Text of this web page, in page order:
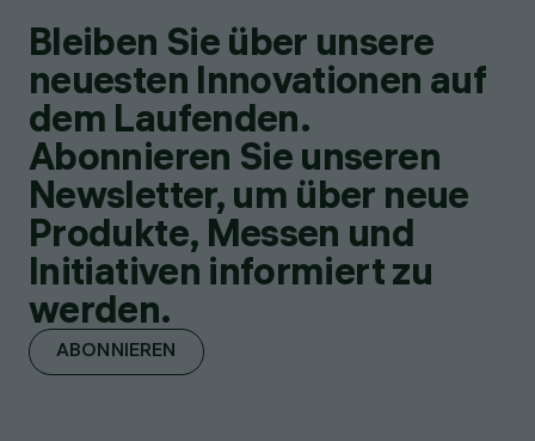
Bleiben Sie über unsere
neuesten Innovationen auf
dem Laufenden.
Abonnieren Sie unseren
Newsletter, um über neue
Produkte, Messen und
Initiativen informiert zu
werden.
ABONNIEREN